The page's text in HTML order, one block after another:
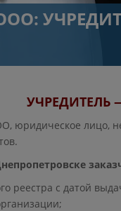
ООО:
УЧРЕДИТЕЛЬ
юридическое лицо,
реестра с датой